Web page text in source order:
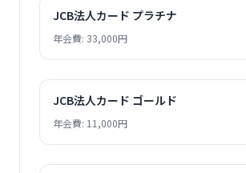
JCB法人カード プラチナ
年会費: 33,000円
JCB法人カード ゴールド
年会費: 11,000円